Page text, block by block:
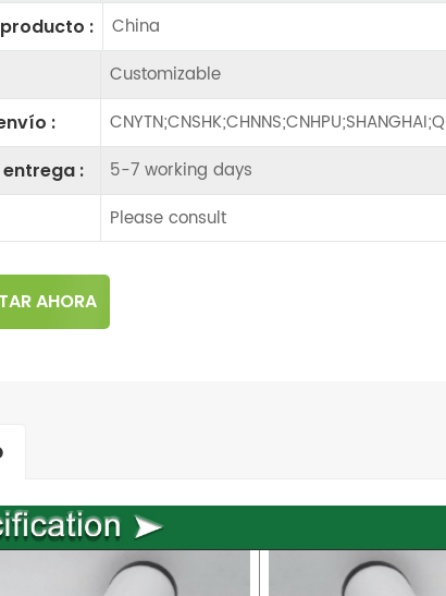
: China
Customizable
:
: 5-7 working days
Please consult
AHORA